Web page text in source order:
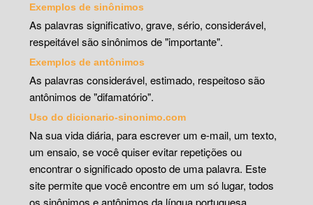
Exemplos de sinônimos
As palavras significativo, grave, sério, considerável,
respeitável são sinônimos de "importante".
Exemplos de antônimos
As palavras considerável, estimado, respeitoso são
antônimos de "difamatório".
Uso do dicionario-sinonimo.com
Na sua vida diária, para escrever um e-mail, um texto,
um ensaio, se você quiser evitar repetições ou
encontrar o significado oposto de uma palavra. Este
site permite que você encontre em um só lugar, todos
os sinônimos e antônimos da língua portuguesa.